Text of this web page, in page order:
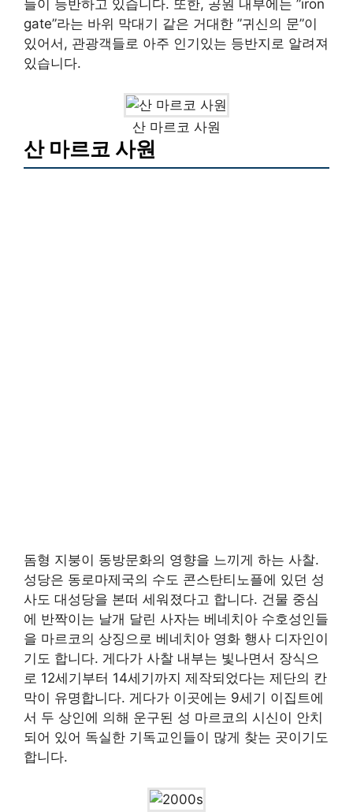
들이 등반하고 있습니다. 또한, 공원 내부에는 ”iron
gate”라는 바위 막대기 같은 거대한 ”귀신의 문”이
있어서, 관광객들로 아주 인기있는 등반지로 알려져
있습니다.
산 마르코 사원
산 마르코 사원
돔형 지붕이 동방문화의 영향을 느끼게 하는 사찰.
성당은 동로마제국의 수도 콘스탄티노플에 있던 성
사도 대성당을 본떠 세워졌다고 합니다. 건물 중심
에 반짝이는 날개 달린 사자는 베네치아 수호성인들
을 마르코의 상징으로 베네치아 영화 행사 디자인이
기도 합니다. 게다가 사찰 내부는 빛나면서 장식으
로 12세기부터 14세기까지 제작되었다는 제단의 칸
막이 유명합니다. 게다가 이곳에는 9세기 이집트에
서 두 상인에 의해 운구된 성 마르코의 시신이 안치
되어 있어 독실한 기독교인들이 많게 찾는 곳이기도
합니다.